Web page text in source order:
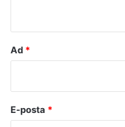
Ad *
E-posta *